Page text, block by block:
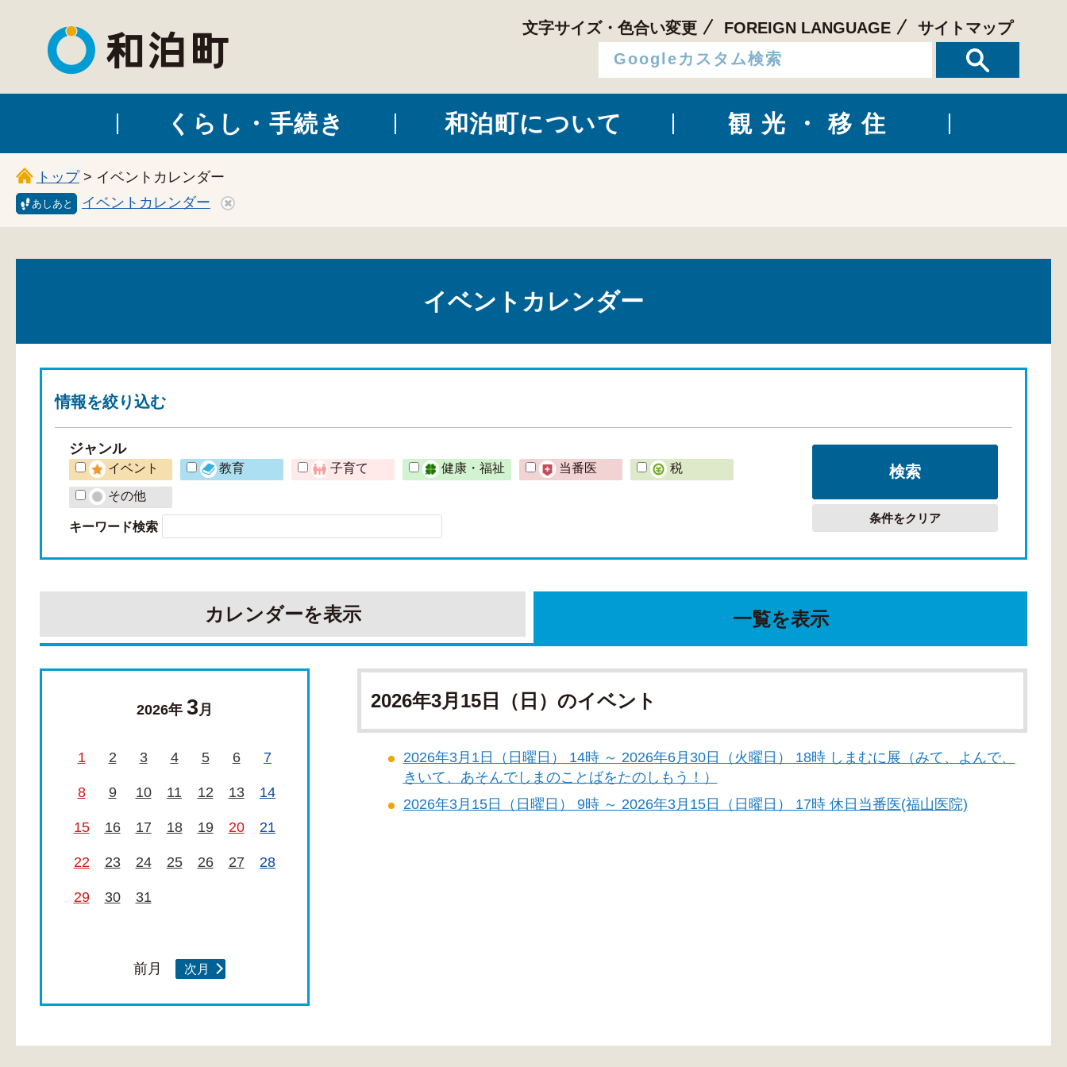
和泊町
文字サイズ・色合い変更 FOREIGN LANGUAGE サイトマップ
くらし・手続き 和泊町について 観光・移住
トップ> イベントカレンダー
あしあと イベントカレンダー
イベントカレンダー
情報を絞り込む
ジャンル
イベント 教育 子育て 健康・福祉 当番医
税
その他
キーワード検索
条件をクリア
カレンダーを表示 一覧を表示
2026年 3月
1 2 3 4 5 6 7
8 9 10 11 12 13 14
15 16 17 18 19 20 21
22 23 24 25 26 27 28
29 30 31
前月 次月
2026年3月15日（日）のイベント
2026年3月1日（日曜日） 14時 ～ 2026年6月30日（火曜日） 18時 しまむに展（みて、よんで、
きいて、あそんでしまのことばをたのしもう！）
2026年3月15日（日曜日） 9時 ～ 2026年3月15日（日曜日） 17時 休日当番医(福山医院)